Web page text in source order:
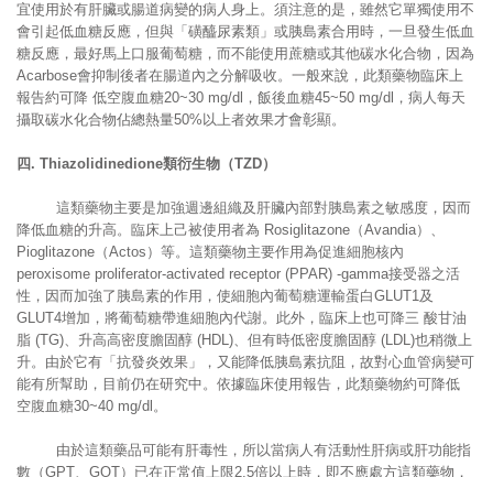
宜使用於有肝臟或腸道病變的病人身上。須注意的是，雖然它單獨使用不
會引起低血糖反應，但與「磺醯尿素類」或胰島素合用時，一旦發生低血
糖反應，最好馬上口服葡萄糖，而不能使用蔗糖或其他碳水化合物，因為
Acarbose會抑制後者在腸道內之分解吸收。一般來說，此類藥物臨床上
報告約可降 低空腹血糖20~30 mg/dl，飯後血糖45~50 mg/dl，病人每天
攝取碳水化合物佔總熱量50%以上者效果才會彰顯。
四 . Thiazolidinedione類衍生物（TZD）
這類藥物主要是加強週邊組織及肝臟內部對胰島素之敏感度，因而
降低血糖的升高。臨床上己被使用者為 Rosiglitazone（Avandia）、
Pioglitazone（Actos）等。這類藥物主要作用為促進細胞核內
peroxisome proliferator-activated receptor (PPAR) -gamma接受器之活
性，因而加強了胰島素的作用，使細胞內葡萄糖運輸蛋白GLUT1及
GLUT4增加，將葡萄糖帶進細胞內代謝。此外，臨床上也可降三 酸甘油
脂 (TG)、升高高密度膽固醇 (HDL)、但有時低密度膽固醇 (LDL)也稍微上
升。由於它有「抗發炎效果」，又能降低胰島素抗阻，故對心血管病變可
能有所幫助，目前仍在研究中。依據臨床使用報告，此類藥物約可降低
空腹血糖30~40 mg/dl。
由於這類藥品可能有肝毒性，所以當病人有活動性肝病或肝功能指
數（GPT、GOT）已在正常值上限2.5倍以上時，即不應處方這類藥物，